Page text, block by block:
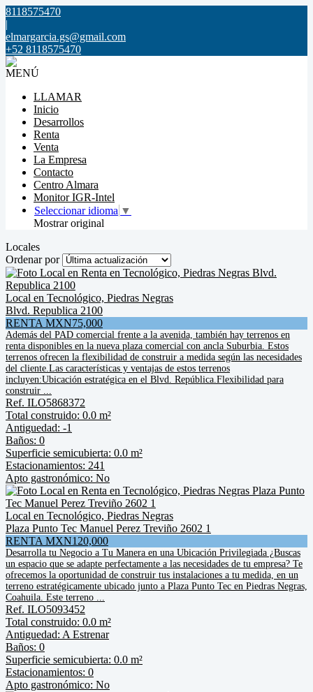
8118575470
|
elmargarcia.gs@gmail.com
+52 8118575470
MENÚ
LLAMAR
Inicio
Desarrollos
Renta
Venta
La Empresa
Contacto
Centro Almara
Monitor IGR-Intel
Seleccionar idioma ▼
Mostrar original
Locales
Ordenar por
Local en Tecnológico, Piedras Negras
Blvd. Republica 2100
RENTA MXN75,000
Además del PAD comercial frente a la avenida, también hay terrenos en
renta disponibles en la nueva plaza comercial con ancla Suburbia. Estos
terrenos ofrecen la flexibilidad de construir a medida según las necesidades
del cliente.Las características y ventajas de estos terrenos
incluyen:Ubicación estratégica en el Blvd. República.Flexibilidad para
construir ...
Ref. ILO5868372
Total construido: 0.0 m²
Antiguedad: -1
Baños: 0
Superficie semicubierta: 0.0 m²
Estacionamientos: 241
Apto gastronómico: No
Local en Tecnológico, Piedras Negras
Plaza Punto Tec Manuel Perez Treviño 2602 1
RENTA MXN120,000
Desarrolla tu Negocio a Tu Manera en una Ubicación Privilegiada ¿Buscas
un espacio que se adapte perfectamente a las necesidades de tu empresa? Te
ofrecemos la oportunidad de construir tus instalaciones a tu medida, en un
terreno estratégicamente ubicado junto a Plaza Punto Tec en Piedras Negras,
Coahuila. Este terreno ...
Ref. ILO5093452
Total construido: 0.0 m²
Antiguedad: A Estrenar
Baños: 0
Superficie semicubierta: 0.0 m²
Estacionamientos: 0
Apto gastronómico: No